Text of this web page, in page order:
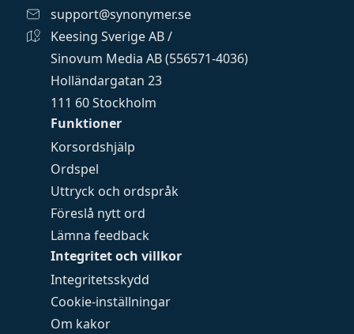
Funktioner
Korsordshjälp
Ordspel
Uttryck och ordspråk
Föreslå nytt ord
Lämna feedback
Integritet och villkor
Integritetsskydd
Cookie-inställningar
Om kakor
support@synonymer.se
Keesing Sverige AB /
Sinovum Media AB (556571-4036)
Holländargatan 23
111 60 Stockholm